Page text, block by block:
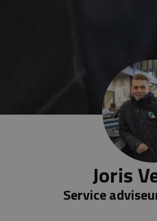
Joris
Service